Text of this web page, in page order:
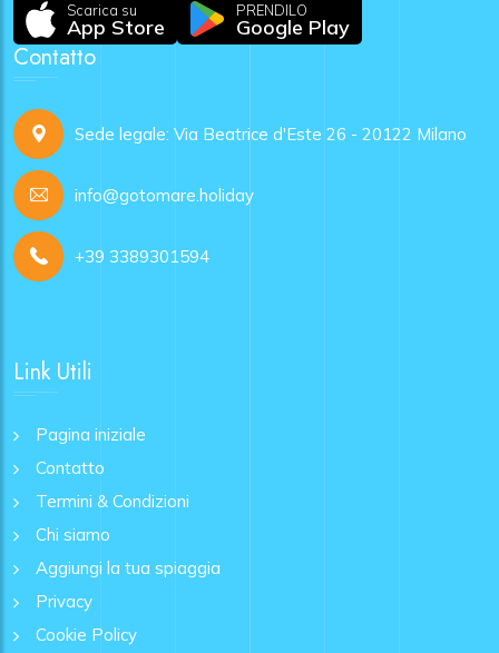
Scarica su
App Store
PRENDILO
Google Play
Contatto
Sede legale: Via Beatrice d'Este 26 - 20122 Milano
info@gotomare.holiday
+39 3389301594
Link Utili
Pagina iniziale
Contatto
Termini & Condizioni
Chi siamo
Aggiungi la tua spiaggia
Privacy
Cookie Policy